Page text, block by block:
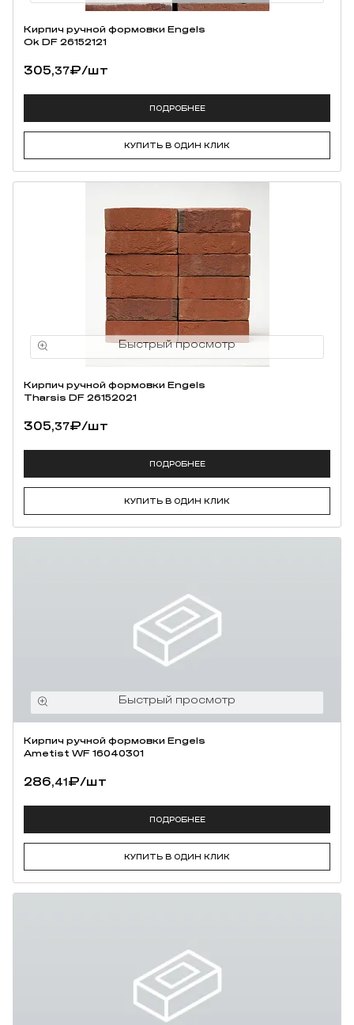
Кирпич ручной формовки Engels
Ok DF 26152121
305,37₽/шт
ПОДРОБНЕЕ
КУПИТЬ В ОДИН КЛИК
Кирпич ручной формовки Engels
Tharsis DF 26152021
305,37₽/шт
ПОДРОБНЕЕ
КУПИТЬ В ОДИН КЛИК
Кирпич ручной формовки Engels
Ametist WF 16040301
286,41₽/шт
ПОДРОБНЕЕ
КУПИТЬ В ОДИН КЛИК